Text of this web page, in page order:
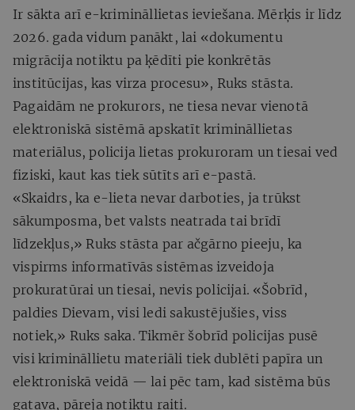
Ir sākta arī e-krimināllietas ieviešana. Mērķis ir līdz
2026. gada vidum panākt, lai «dokumentu
migrācija notiktu pa ķēdīti pie konkrētās
institūcijas, kas virza procesu», Ruks stāsta.
Pagaidām ne prokurors, ne tiesa nevar vienotā
elektroniskā sistēmā apskatīt krimināllietas
materiālus, policija lietas prokuroram un tiesai ved
fiziski, kaut kas tiek sūtīts arī e-pastā.
«Skaidrs, ka e-lieta nevar darboties, ja trūkst
sākumposma, bet valsts neatrada tai brīdī
līdzekļus,» Ruks stāsta par ačgārno pieeju, ka
vispirms informatīvās sistēmas izveidoja
prokuratūrai un tiesai, nevis policijai. «Šobrīd,
paldies Dievam, visi ledi sakustējušies, viss
notiek,» Ruks saka. Tikmēr šobrīd policijas pusē
visi krimināllietu materiāli tiek dublēti papīra un
elektroniskā veidā — lai pēc tam, kad sistēma būs
gatava, pāreja notiktu raiti.